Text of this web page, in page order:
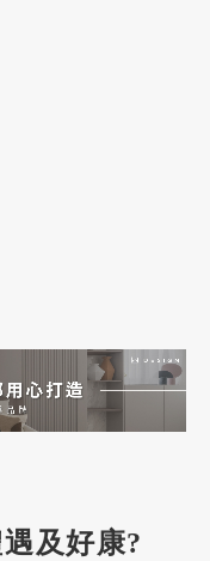
及好康?